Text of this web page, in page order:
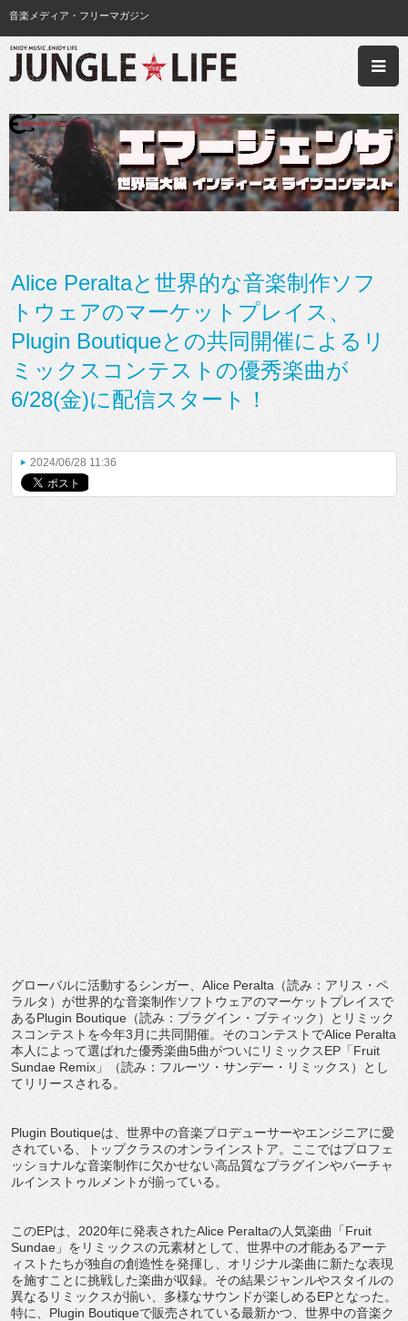
音楽メディア・フリーマガジン
Alice Peraltaと世界的な音楽制作ソフ
トウェアのマーケットプレイス、
Plugin Boutiqueとの共同開催によるリ
ミックスコンテストの優秀楽曲が
6/28(金)に配信スタート！
2024/06/28 11:36
グローバルに活動するシンガー、Alice Peralta（読み：アリス・ペ
ラルタ）が世界的な音楽制作ソフトウェアのマーケットプレイスで
あるPlugin Boutique（読み：プラグイン・ブティック）とリミック
スコンテストを今年3月に共同開催。そのコンテストでAlice Peralta
本人によって選ばれた優秀楽曲5曲がついにリミックスEP「Fruit
Sundae Remix」（読み：フルーツ・サンデー・リミックス）とし
てリリースされる。
Plugin Boutiqueは、世界中の音楽プロデューサーやエンジニアに愛
されている、トップクラスのオンラインストア。ここではプロフェ
ッショナルな音楽制作に欠かせない高品質なプラグインやバーチャ
ルインストゥルメントが揃っている。
このEPは、2020年に発表されたAlice Peraltaの人気楽曲「Fruit
Sundae」をリミックスの元素材として、世界中の才能あるアーテ
ィストたちが独自の創造性を発揮し、オリジナル楽曲に新たな表現
を施すことに挑戦した楽曲が収録。その結果ジャンルやスタイルの
異なるリミックスが揃い、多様なサウンドが楽しめるEPとなった。
特に、Plugin Boutiqueで販売されている最新かつ、世界中の音楽ク